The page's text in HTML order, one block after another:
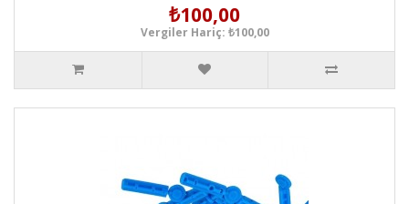
₺100,00
Vergiler Hariç: ₺100,00